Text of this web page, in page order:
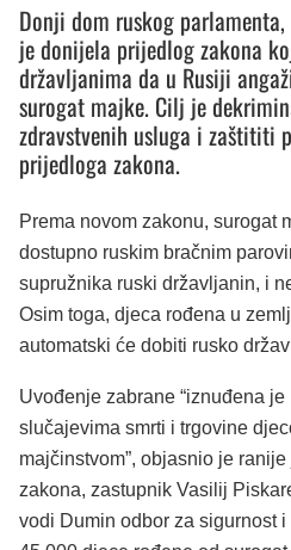
Donji dom ruskog
je donijela prijedlog zakona
državljanima da u Rusiji
surogat majke. Cilj je
zdravstvenih usluga i zaštititi
prijedloga zakona.
Prema novom zakonu, surogat
dostupno ruskim bračnim
supružnika ruski državljanin, i
Osim toga, djeca rođena u
automatski će dobiti rusko
Uvođenje zabrane “iznuđena
slučajevima smrti i trgovine
majčinstvom”, objasnio je
zakona, zastupnik Vasilij
vodi Dumin odbor za sigurnost